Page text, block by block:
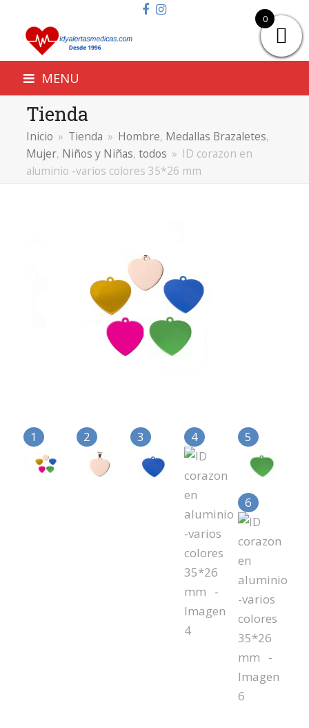
Facebook
Instagram
MENU
Tienda
Inicio » Tienda » Hombre, Medallas Brazaletes,
Mujer, Niños y Niñas, todos » ID corazon en
aluminio -varios colores 35*26 mm
0